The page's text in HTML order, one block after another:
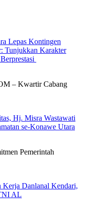
Lepas Kontingen
Tunjukkan Karakter
– Kwartir Cabang
Hj. Misra Wastawati
se-Konawe Utara
Pemerintah
Danlanal Kendari,
AL